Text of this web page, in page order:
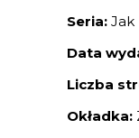
Seria: Jak
Data
Liczba
Okładka: